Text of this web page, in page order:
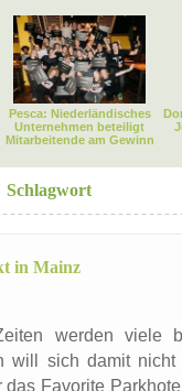
Pesca: Niederländisches
Unternehmen beteiligt
Mitarbeitende am Gewinn
Schlagwort
in Mainz
werden viele
will sich damit
das Favorite